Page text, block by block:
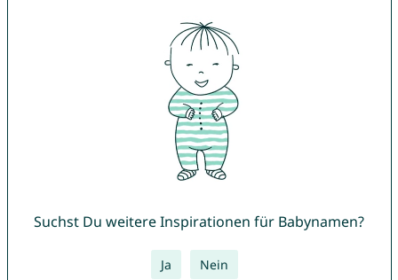
Suchst Du weitere Inspirationen für Babynamen?
Ja Nein